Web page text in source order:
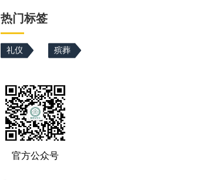
热门标签
礼仪 殡葬
官方公众号